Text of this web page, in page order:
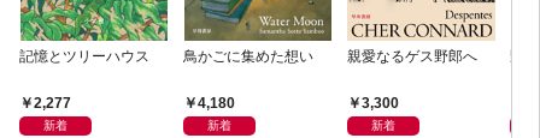
記憶とツリーハウス
2,277
新着
鳥かごに集めた想い
4,180
新着
親愛なるゲス野郎へ
3,300
新着
野